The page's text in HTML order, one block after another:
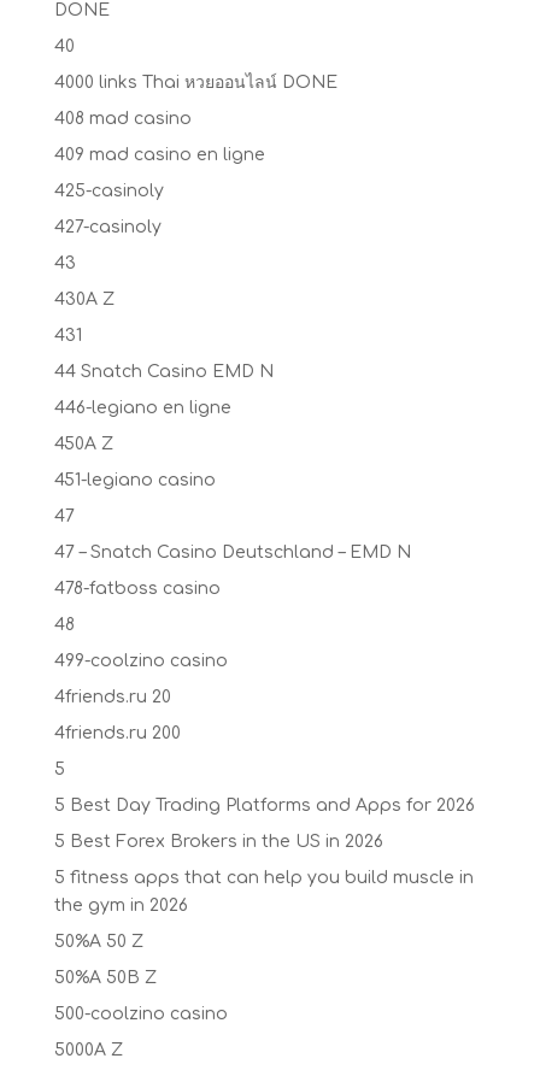
DONE
40
4000 links Thai หวยออนไลน์ DONE
408 mad casino
409 mad casino en ligne
425-casinoly
427-casinoly
43
430A Z
431
44 Snatch Casino EMD N
446-legiano en ligne
450A Z
451-legiano casino
47
47 – Snatch Casino Deutschland – EMD N
478-fatboss casino
48
499-coolzino casino
4friends.ru 20
4friends.ru 200
5
5 Best Day Trading Platforms and Apps for 2026
5 Best Forex Brokers in the US in 2026
5 fitness apps that can help you build muscle in
the gym in 2026
50%A 50 Z
50%A 50B Z
500-coolzino casino
5000A Z